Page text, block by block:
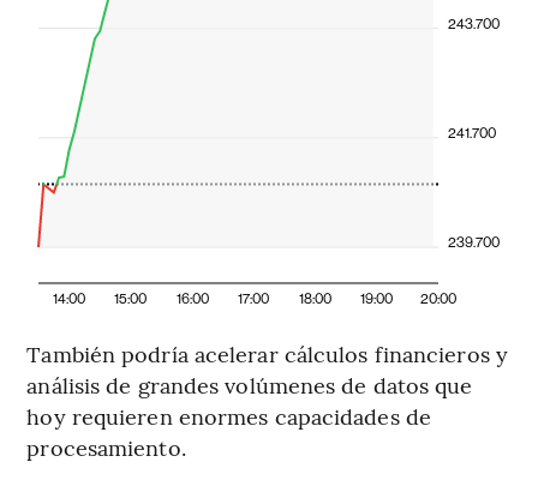
14:00 15:00 16:00 17:00 18:00 19:00 20:00
239.700
241.700
243.700
También podría acelerar cálculos financieros y
análisis de grandes volúmenes de datos que
hoy requieren enormes capacidades de
procesamiento.